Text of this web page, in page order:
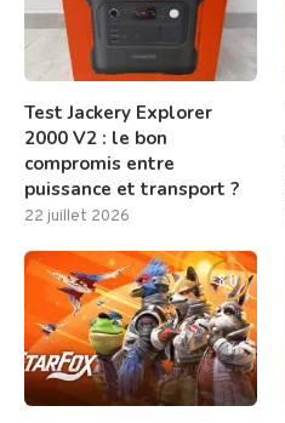
Test Jackery Explorer
2000 V2 : le bon
compromis entre
puissance et transport ?
22 juillet 2026
8.0